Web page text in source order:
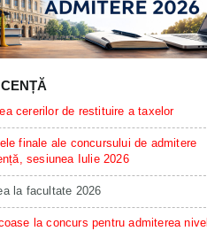
cererilor de restituire a taxelor
finale ale concursului de admitere
sesiunea Iulie 2026
la facultate 2026
la concurs pentru admiterea nivel